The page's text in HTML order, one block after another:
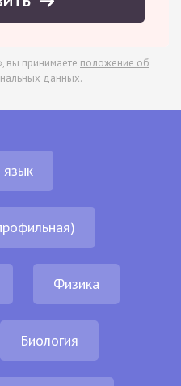
вы принимаете положение об
данных.
язык
Физика
Биология